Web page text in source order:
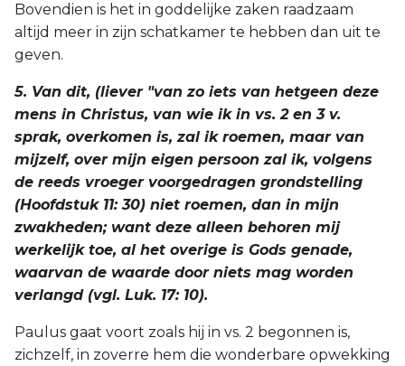
Bovendien is het in goddelijke zaken raadzaam
altijd meer in zijn schatkamer te hebben dan uit te
geven.
5. Van dit, (liever "van zo iets van hetgeen deze
mens in Christus, van wie ik in vs. 2 en 3 v.
sprak, overkomen is, zal ik roemen, maar van
mijzelf, over mijn eigen persoon zal ik, volgens
de reeds vroeger voorgedragen grondstelling
(Hoofdstuk 11: 30) niet roemen, dan in mijn
zwakheden; want deze alleen behoren mij
werkelijk toe, al het overige is Gods genade,
waarvan de waarde door niets mag worden
verlangd (vgl. Luk. 17: 10).
Paulus gaat voort zoals hij in vs. 2 begonnen is,
zichzelf, in zoverre hem die wonderbare opwekking